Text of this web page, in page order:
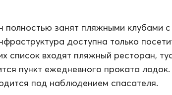
занят пляжными клубами
доступна только
список входят пляжный ресторан,
пункт ежедневного проката
под наблюдением спасателя.